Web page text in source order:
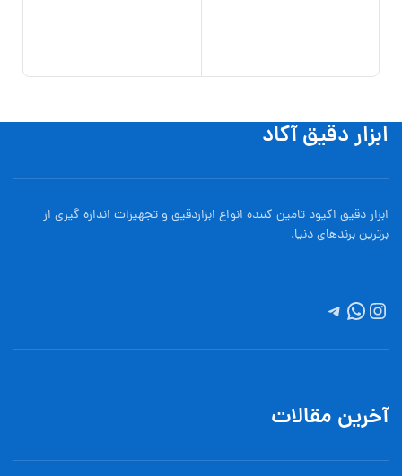
ابزار دقیق آکاد
ابزار دقیق اکیود تامین کننده انواع ابزاردقيق و تجهيزات اندازه گیری از
برترین برندهای دنیا.
آخرین مقالات